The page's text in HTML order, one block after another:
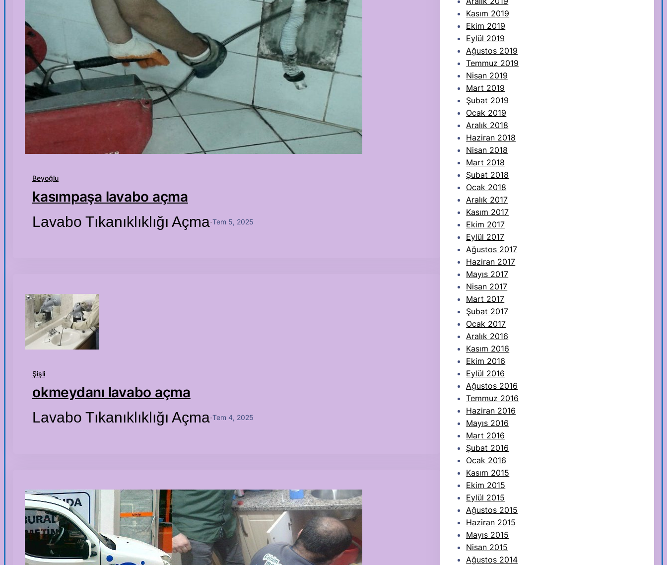
Beyoğlu
kasımpaşa lavabo açma
Lavabo Tıkanıklıklığı Açma·Tem 5, 2025
Şişli
okmeydanı lavabo açma
Lavabo Tıkanıklıklığı Açma·Tem 4, 2025
Kasım 2019
Ekim 2019
Eylül 2019
Ağustos 2019
Temmuz 2019
Nisan 2019
Mart 2019
Şubat 2019
Ocak 2019
Aralık 2018
Haziran 2018
Nisan 2018
Mart 2018
Şubat 2018
Ocak 2018
Aralık 2017
Kasım 2017
Ekim 2017
Eylül 2017
Ağustos 2017
Haziran 2017
Mayıs 2017
Nisan 2017
Mart 2017
Şubat 2017
Ocak 2017
Aralık 2016
Kasım 2016
Ekim 2016
Eylül 2016
Ağustos 2016
Temmuz 2016
Haziran 2016
Mayıs 2016
Mart 2016
Şubat 2016
Ocak 2016
Kasım 2015
Ekim 2015
Eylül 2015
Ağustos 2015
Haziran 2015
Mayıs 2015
Nisan 2015
Ağustos 2014